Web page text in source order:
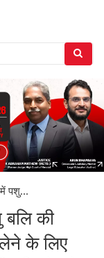
में पशु...
बलि की
लेने के लिए